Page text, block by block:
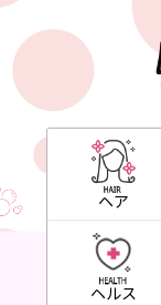
ヘア
ヘルス